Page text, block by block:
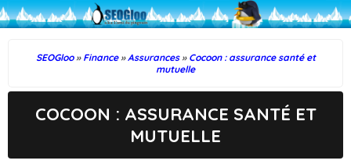
SEOGloo » Finance »Assurances » Cocoon : assurance santé et
mutuelle
COCOON : ASSURANCE SANTÉ ET
MUTUELLE